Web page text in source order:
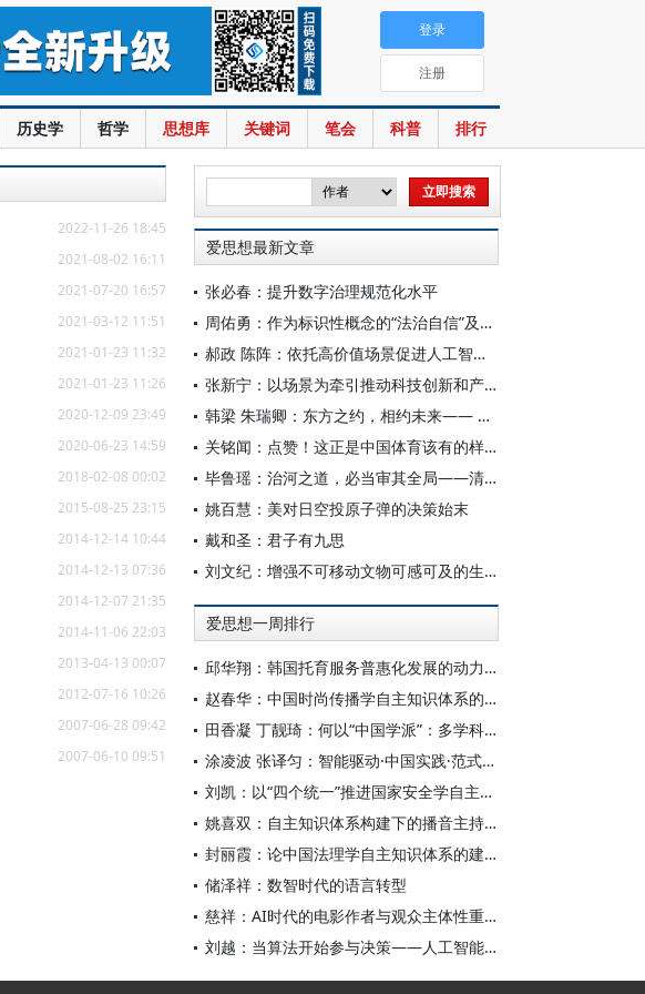
历史学 哲学 思想库 关键词 笔会 科普 排行
登录
注册
2022-11-26 18:45
2021-08-02 16:11
2021-07-20 16:57
2021-03-12 11:51
2021-01-23 11:32
2021-01-23 11:26
2020-12-09 23:49
2020-06-23 14:59
2018-02-08 00:02
2015-08-25 23:15
2014-12-14 10:44
2014-12-13 07:36
2014-12-07 21:35
2014-11-06 22:03
2013-04-13 00:07
2012-07-16 10:26
2007-06-28 09:42
2007-06-10 09:51
爱思想最新文章
张必春：提升数字治理规范化水平
周佑勇：作为标识性概念的“法治自信”及其时代意蕴
郝政 陈阵：依托高价值场景促进人工智能高质量数据集建设
张新宁：以场景为牵引推动科技创新和产业创新深度融合
韩梁 朱瑞卿：东方之约，相约未来—— 中国元首外交的世界情怀与大国气派
关铭闻：点赞！这正是中国体育该有的样子
毕鲁瑶：治河之道，必当审其全局——清代靳辅的治水理念与实践
姚百慧：美对日空投原子弹的决策始末
戴和圣：君子有九思
刘文纪：增强不可移动文物可感可及的生命力
爱思想一周排行
邱华翔：韩国托育服务普惠化发展的动力机制、制度路径与政策效应
赵春华：中国时尚传播学自主知识体系的内在逻辑与实践路径
田香凝 丁靓琦：何以“中国学派”：多学科视野下中国特色新闻传播学建设的研究
涂凌波 张译匀：智能驱动·中国实践·范式创新：“构建中国新闻传播学自主知识体系”专题研讨会综述
刘凯：以“四个统一”推进国家安全学自主知识体系构建
姚喜双：自主知识体系构建下的播音主持高等专业教育研究
封丽霞：论中国法理学自主知识体系的建构
储泽祥：数智时代的语言转型
慈祥：AI时代的电影作者与观众主体性重构
刘越：当算法开始参与决策——人工智能重塑全球治理的底层逻辑